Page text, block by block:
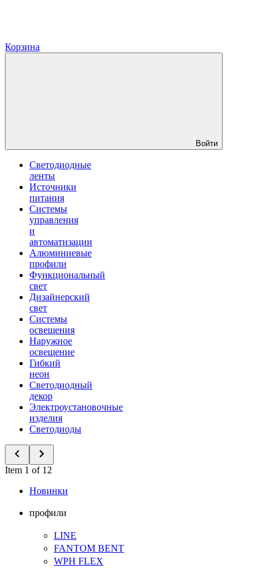
Корзина
Войти
Светодиодные
ленты
Источники
питания
Системы
управления
и
автоматизации
Алюминиевые
профили
Функциональный
свет
Дизайнерский
свет
Системы
освещения
Наружное
освещение
Гибкий
неон
Светодиодный
декор
Электроустановочные
изделия
Светодиоды
Item 1 of 12
Новинки
профили
LINE
FANTOM BENT
WPH FLEX